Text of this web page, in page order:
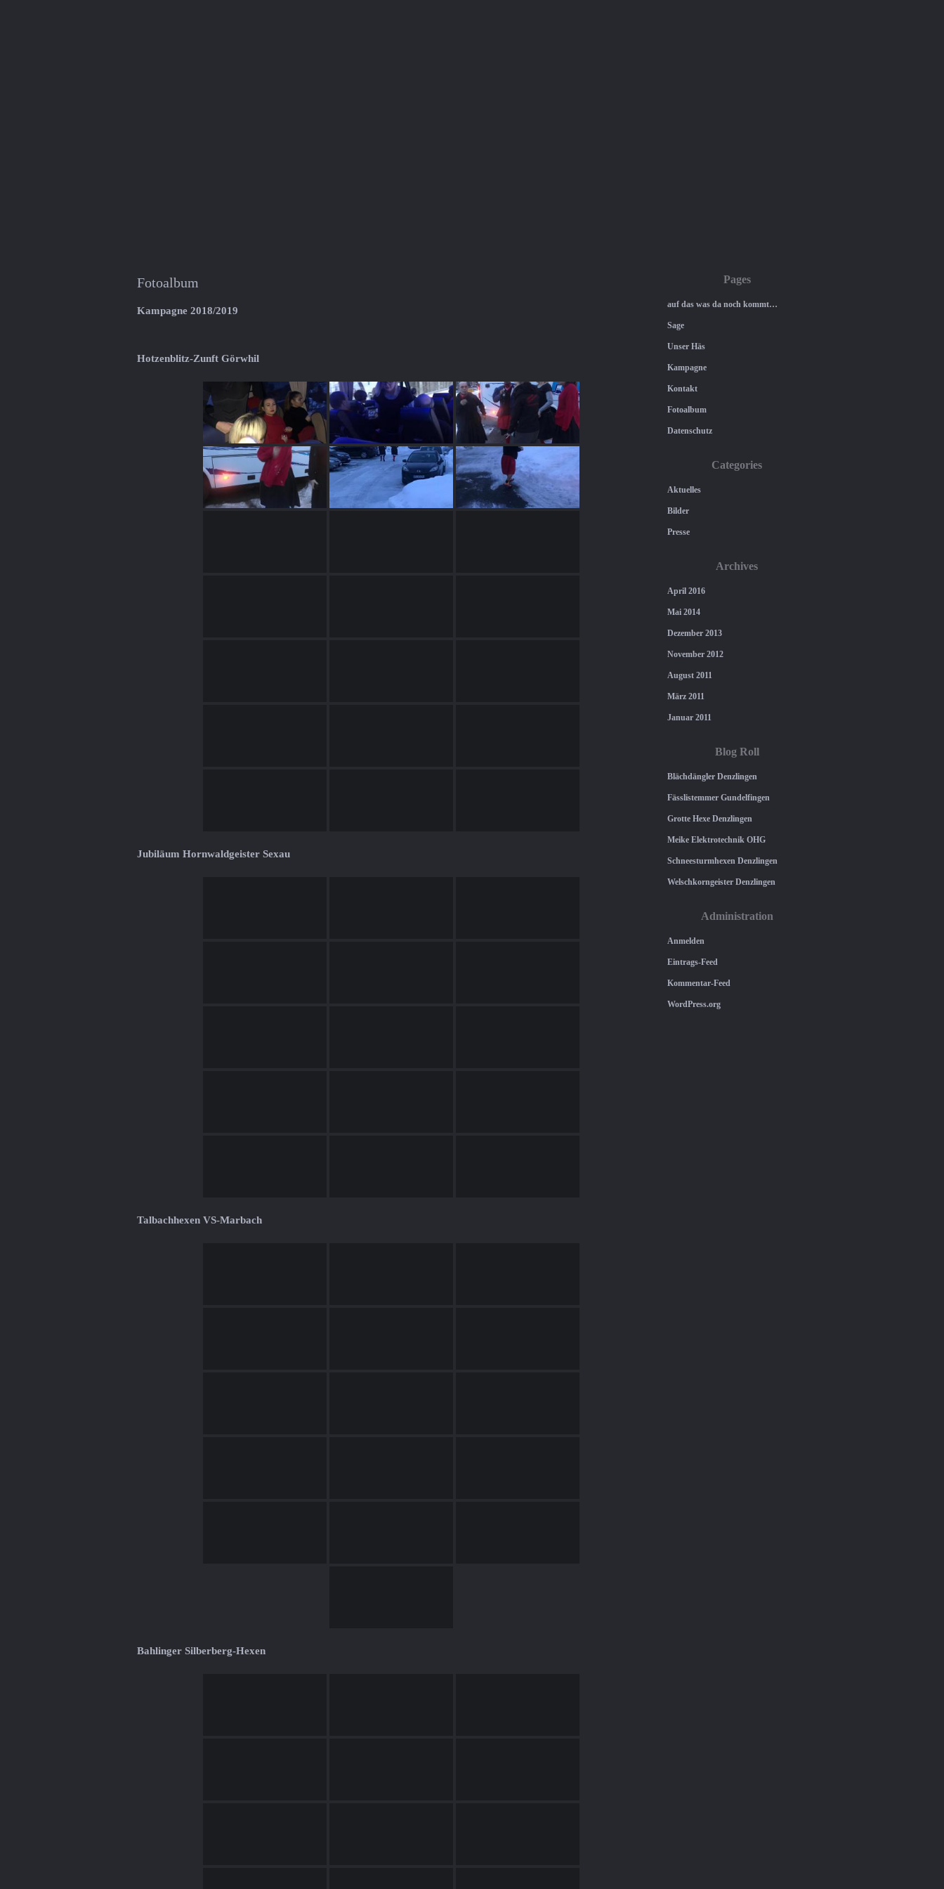
Fotoalbum
Kampagne 2018/2019
Hotzenblitz-Zunft Görwhil
Jubiläum Hornwaldgeister Sexau
Talbachhexen VS-Marbach
Bahlinger Silberberg-Hexen
Pages
auf das was da noch kommt…
Sage
Unser Häs
Kampagne
Kontakt
Fotoalbum
Datenschutz
Categories
Aktuelles
Bilder
Presse
Archives
April 2016
Mai 2014
Dezember 2013
November 2012
August 2011
März 2011
Januar 2011
Blog Roll
Blächdängler Denzlingen
Fässlistemmer Gundelfingen
Grotte Hexe Denzlingen
Meike Elektrotechnik OHG
Schneesturmhexen Denzlingen
Welschkorngeister Denzlingen
Administration
Anmelden
Eintrags-Feed
Kommentar-Feed
WordPress.org